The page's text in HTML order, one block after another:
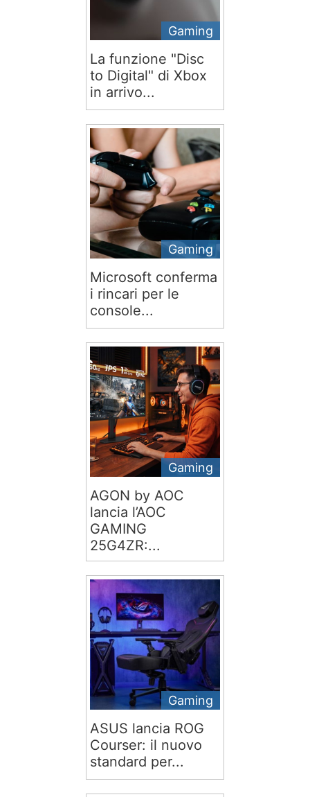
Gaming
La funzione "Disc
to Digital" di Xbox
in arrivo...
Gaming
Microsoft conferma
i rincari per le
console...
Gaming
AGON by AOC
lancia l’AOC
GAMING
25G4ZR:...
Gaming
ASUS lancia ROG
Courser: il nuovo
standard per...